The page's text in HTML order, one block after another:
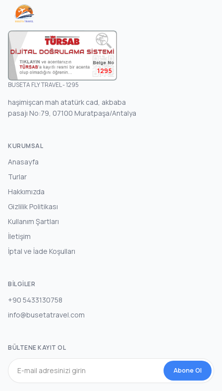
1295
BUSETA FLY TRAVEL - 1295
haşimişcan mah atatürk cad, akbaba
pasajı No:79, 07100 Muratpaşa/Antalya
KURUMSAL
Anasayfa
Turlar
Hakkımızda
Gizlilik Politikası
Kullanım Şartları
İletişim
İptal ve İade Koşulları
BILGILER
+90 5433130758
info@busetatravel.com
BÜLTENE KAYIT OL
Abone Ol